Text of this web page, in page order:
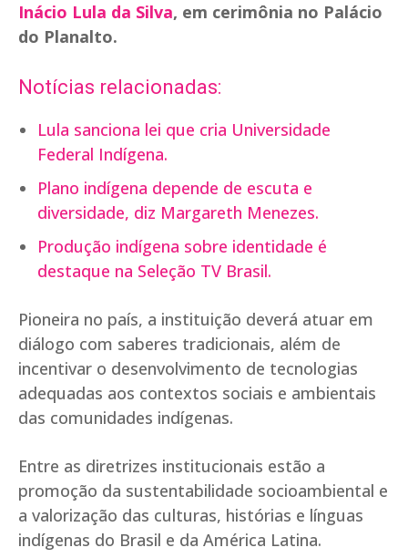
Inácio Lula da Silva, em cerimônia no Palácio
do Planalto.
Notícias relacionadas:
Lula sanciona lei que cria Universidade
Federal Indígena.
Plano indígena depende de escuta e
diversidade, diz Margareth Menezes.
Produção indígena sobre identidade é
destaque na Seleção TV Brasil.
Pioneira no país, a instituição deverá atuar em
diálogo com saberes tradicionais, além de
incentivar o desenvolvimento de tecnologias
adequadas aos contextos sociais e ambientais
das comunidades indígenas.
Entre as diretrizes institucionais estão a
promoção da sustentabilidade socioambiental e
a valorização das culturas, histórias e línguas
indígenas do Brasil e da América Latina.